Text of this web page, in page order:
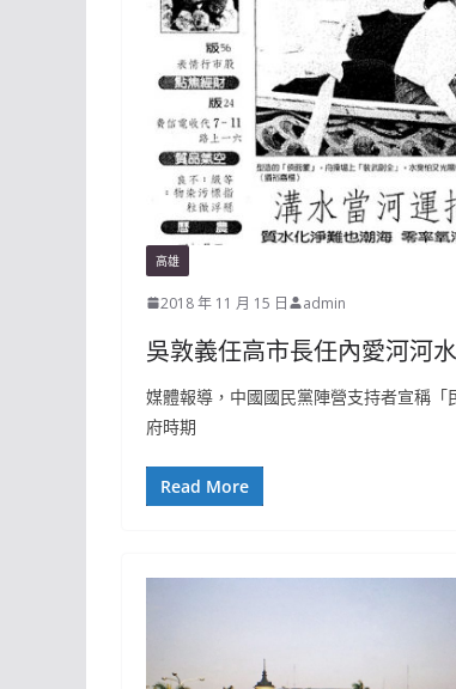
高雄
2018 年 11 月 15 日 admin
吳敦義任高市長任內愛河河
媒體報導，中國國民黨陣營支持者宣稱
府時期
Read More